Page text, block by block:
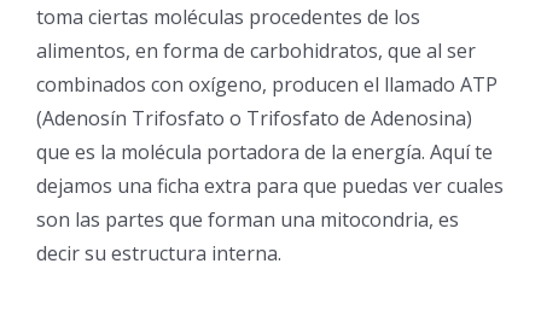
toma ciertas moléculas procedentes de los
alimentos, en forma de carbohidratos, que al ser
combinados con oxígeno, producen el llamado ATP
(Adenosín Trifosfato o Trifosfato de Adenosina)
que es la molécula portadora de la energía. Aquí te
dejamos una ficha extra para que puedas ver cuales
son las partes que forman una mitocondria, es
decir su estructura interna.